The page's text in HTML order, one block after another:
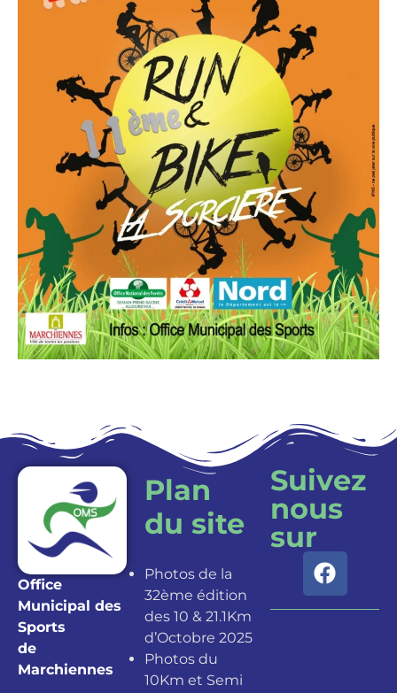
Office
Municipal des
Sports
de
Marchiennes
Plan
du site
Photos de la
32ème édition
des 10 & 21.1Km
d’Octobre 2025
Photos du
10Km et Semi
Suivez
nous
sur